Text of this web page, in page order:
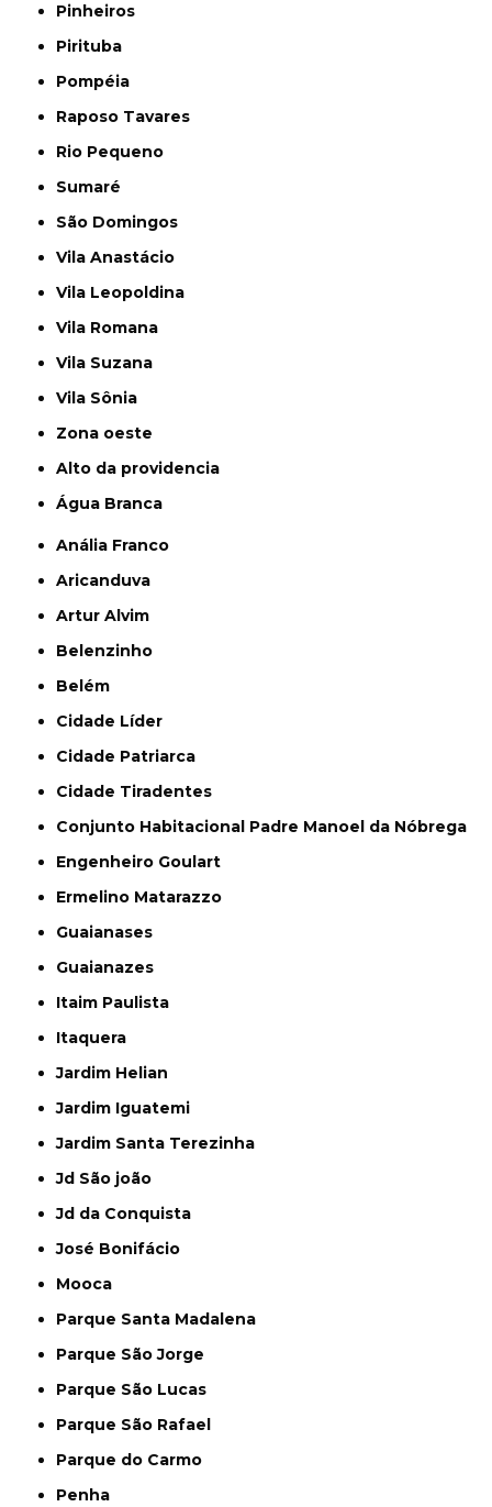
Pinheiros
Pirituba
Pompéia
Raposo Tavares
Rio Pequeno
Sumaré
São Domingos
Vila Anastácio
Vila Leopoldina
Vila Romana
Vila Suzana
Vila Sônia
Zona oeste
alto da providencia
Água Branca
Anália Franco
Aricanduva
Artur Alvim
Belenzinho
Belém
Cidade Líder
Cidade Patriarca
Cidade Tiradentes
Conjunto Habitacional Padre Manoel da Nóbrega
Engenheiro Goulart
Ermelino Matarazzo
Guaianases
Guaianazes
Itaim Paulista
Itaquera
Jardim Helian
Jardim Iguatemi
Jardim Santa Terezinha
Jd São joão
Jd da Conquista
José Bonifácio
Mooca
Parque Santa Madalena
Parque São Jorge
Parque São Lucas
Parque São Rafael
Parque do Carmo
Penha